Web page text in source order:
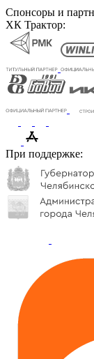
Спонсоры и
ХК Трактор:
При поддержке: